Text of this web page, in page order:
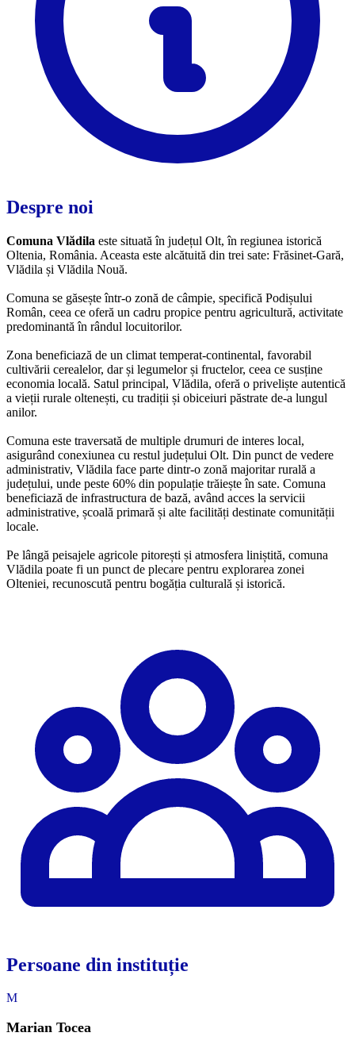
Despre noi
Comuna Vlădila este situată în județul Olt, în regiunea istorică
Oltenia, România. Aceasta este alcătuită din trei sate: Frăsinet-Gară,
Vlădila și Vlădila Nouă.
Comuna se găsește într-o zonă de câmpie, specifică Podișului
Român, ceea ce oferă un cadru propice pentru agricultură, activitate
predominantă în rândul locuitorilor.
Zona beneficiază de un climat temperat-continental, favorabil
cultivării cerealelor, dar și legumelor și fructelor, ceea ce susține
economia locală. Satul principal, Vlădila, oferă o priveliște autentică
a vieții rurale oltenești, cu tradiții și obiceiuri păstrate de-a lungul
anilor.
Comuna este traversată de multiple drumuri de interes local,
asigurând conexiunea cu restul județului Olt. Din punct de vedere
administrativ, Vlădila face parte dintr-o zonă majoritar rurală a
județului, unde peste 60% din populație trăiește în sate. Comuna
beneficiază de infrastructura de bază, având acces la servicii
administrative, școală primară și alte facilități destinate comunității
locale.
Pe lângă peisajele agricole pitorești și atmosfera liniștită, comuna
Vlădila poate fi un punct de plecare pentru explorarea zonei
Olteniei, recunoscută pentru bogăția culturală și istorică.
Persoane din instituție
M
Marian Tocea